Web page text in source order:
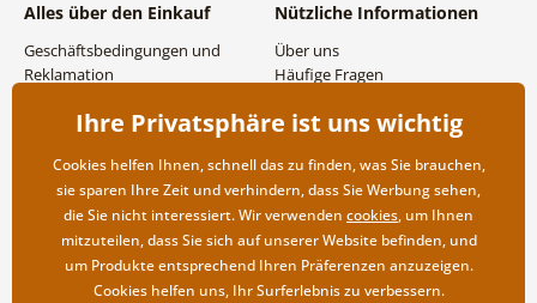
Alles über den Einkauf
Geschäftsbedingungen und
Reklamation
Versand- und
Rücksendung der Ware
Nützliche Informationen
Über uns
Häufige Fragen
Großhandel und
Ihre Privatsphäre ist uns wichtig
Cookies helfen Ihnen, schnell das zu finden, was Sie brauchen,
sie sparen Ihre Zeit und verhindern, dass Sie Werbung sehen,
die Sie nicht interessiert. Wir verwenden cookies, um Ihnen
mitzuteilen, dass Sie sich auf unserer Website befinden, und
um Produkte entsprechend Ihren Präferenzen anzuzeigen.
Cookies helfen uns, Ihr Surferlebnis zu verbessern.